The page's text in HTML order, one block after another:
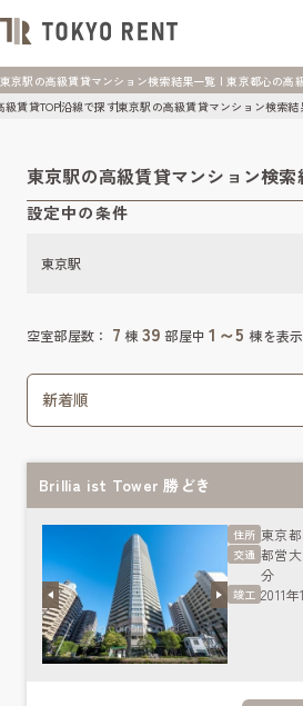
東京駅の高級賃貸マンション検索結果一覧 | 東京都心の高
級賃貸TOP沿線で探す東京駅の高級賃貸マンション検索結
東京駅の高級賃貸マンション検索
設定中の条件
空室部屋数： 7 棟 39 部屋中1～5棟を表示
東京駅
Brillia ist Tower 勝どき
住所 東京都
交通 都営
分
竣工 2011